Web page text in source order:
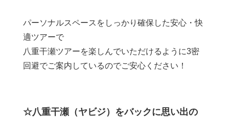
パーソナルスペースをしっかり確保した安心・快
適ツアーで
八重干瀬ツアーを楽しんでいただけるように3密
回避でご案内しているのでご安心ください！
☆八重干瀬（ヤビジ）をバックに思い出の